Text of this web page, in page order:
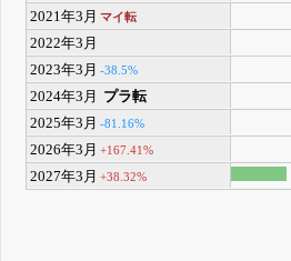
2021年3月 マイ転
2022年3月
2023年3月 -38.5%
2024年3月 プラ転
2025年3月 -81.16%
2026年3月 +167.41%
2027年3月 +38.32%